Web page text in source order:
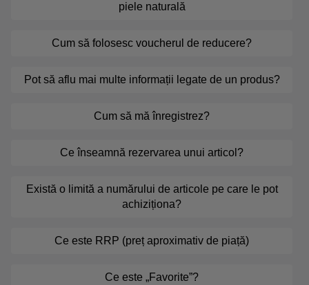
piele naturală
Cum să folosesc voucherul de reducere?
Pot să aflu mai multe informații legate de un produs?
Cum să mă înregistrez?
Ce înseamnă rezervarea unui articol?
Există o limită a numărului de articole pe care le pot
achiziționa?
Ce este RRP (preț aproximativ de piață)
Ce este „Favorite”?